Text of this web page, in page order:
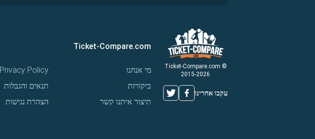
© Ticket-Compare.com
2015-2026
עקבו אחרינו
Ticket-Compare.com
מי אנחנו
ביקורות
תיצור איתנו קשר
Privacy Policy
תנאים והגבלות
הצהרת נגישות